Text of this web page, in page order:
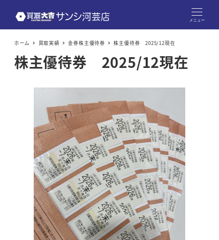
メニュー
ホーム 買取実績 金券株主優待券 株主優待券 2025/12現在
株主優待券 2025/12現在